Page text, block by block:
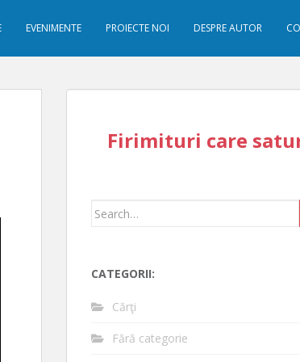
EVENIMENTE PROIECTE NOI DESPRE AUTOR
Firimituri care
Search
CATEGORII:
Cărţi
Fără categorie